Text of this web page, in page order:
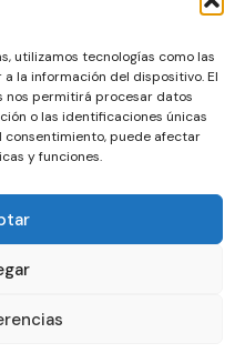
utilizamos tecnologías como las
la información del dispositivo. El
nos permitirá procesar datos
o las identificaciones únicas
consentimiento, puede afectar
y funciones.
Prieto